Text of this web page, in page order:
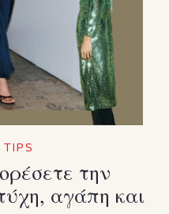
την
αγάπη και